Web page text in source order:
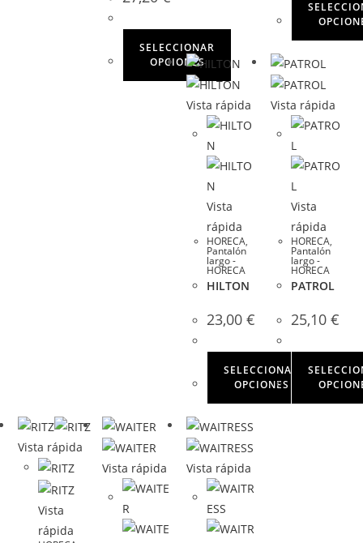
SELECCIONAR
OPCIONES
Vista rápida
Vista
rápida
HORECA,
Pantalón
largo -
HORECA
HILTON
23,00€
SELECCIONAR
OPCIONES
Vista rápida
Vista
rápida
HORECA,
Pantalón
largo -
HORECA
PATROL
25,10€
Vista rápida
Vista
rápida
Vista rápida Vista rápida